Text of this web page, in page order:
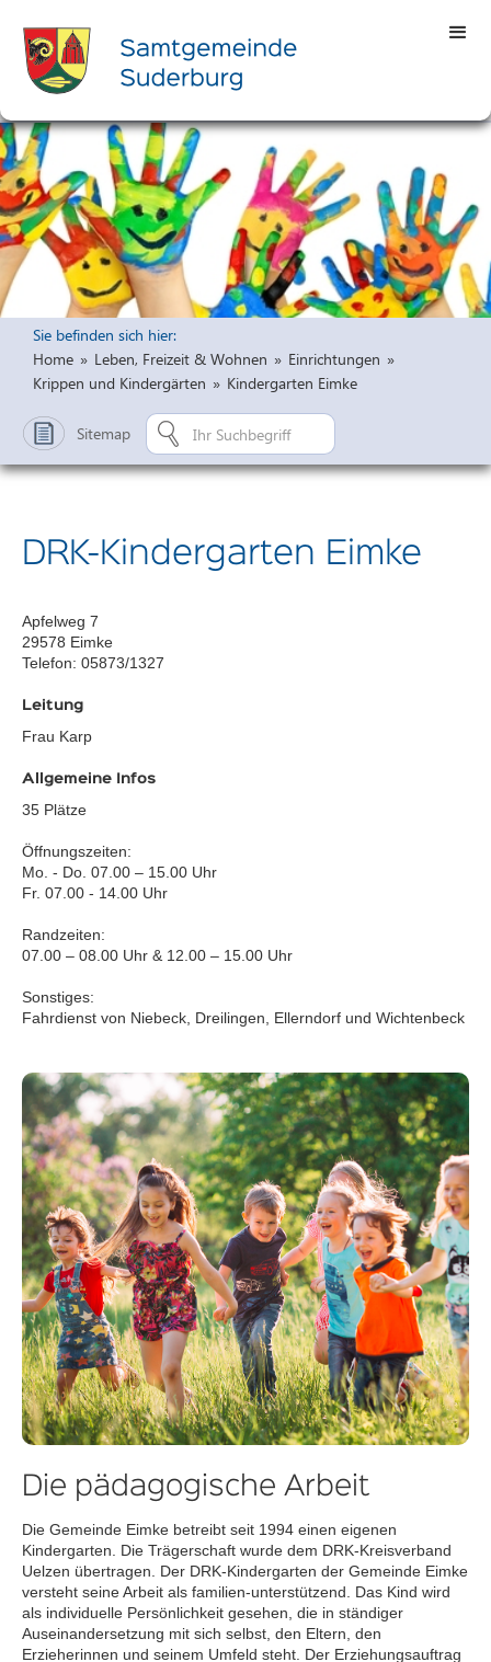
Sie befinden sich hier:
Home » Leben, Freizeit & Wohnen » Einrichtungen »
Krippen und Kindergärten » Kindergarten Eimke
Sitemap
DRK-Kindergarten Eimke
Apfelweg 7
29578 Eimke
Telefon: 05873/1327
Leitung
Frau Karp
Allgemeine Infos
35 Plätze
Öffnungszeiten:
Mo. - Do. 07.00 – 15.00 Uhr
Fr. 07.00 - 14.00 Uhr
Randzeiten:
07.00 – 08.00 Uhr & 12.00 – 15.00 Uhr
Sonstiges:
Fahrdienst von Niebeck, Dreilingen, Ellerndorf und Wichtenbeck
Die pädagogische Arbeit
Die Gemeinde Eimke betreibt seit 1994 einen eigenen
Kindergarten. Die Trägerschaft wurde dem DRK-Kreisverband
Uelzen übertragen. Der DRK-Kindergarten der Gemeinde Eimke
versteht seine Arbeit als familien-unterstützend. Das Kind wird
als individuelle Persönlichkeit gesehen, die in ständiger
Auseinandersetzung mit sich selbst, den Eltern, den
Erzieherinnen und seinem Umfeld steht. Der Erziehungsauftrag